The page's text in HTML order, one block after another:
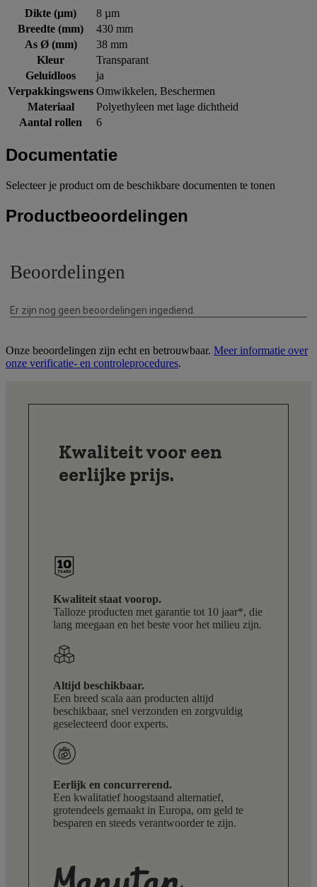
Dikte (µm)
8 µm
Breedte (mm)
430 mm
As Ø (mm)
38 mm
Kleur
Transparant
Geluidloos
ja
Verpakkingswens Omwikkelen, Beschermen
Materiaal
Polyethyleen met lage dichtheid
Aantal rollen
6
Documentatie
Selecteer je product om de beschikbare documenten te tonen
Productbeoordelingen
Onze beoordelingen zijn echt en betrouwbaar. Meer informatie over
onze verificatie- en controleprocedures.
Kwaliteit voor een
eerlijke prijs.
Kwaliteit staat voorop.
Talloze producten met garantie tot 10 jaar*, die
lang meegaan en het beste voor het milieu zijn.
Altijd beschikbaar.
Een breed scala aan producten altijd
beschikbaar, snel verzonden en zorgvuldig
geselecteerd door experts.
Eerlijk en concurrerend.
Een kwalitatief hoogstaand alternatief,
grotendeels gemaakt in Europa, om geld te
besparen en steeds verantwoorder te zijn.